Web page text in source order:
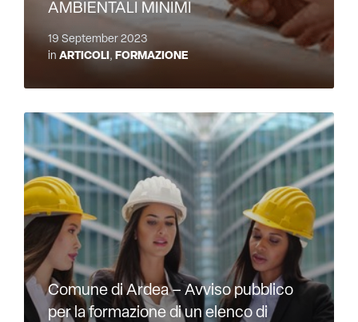
AMBIENTALI MINIMI
19 September 2023
in ARTICOLI, FORMAZIONE
Comune di Ardea – Avviso pubblico
per la formazione di un elenco di